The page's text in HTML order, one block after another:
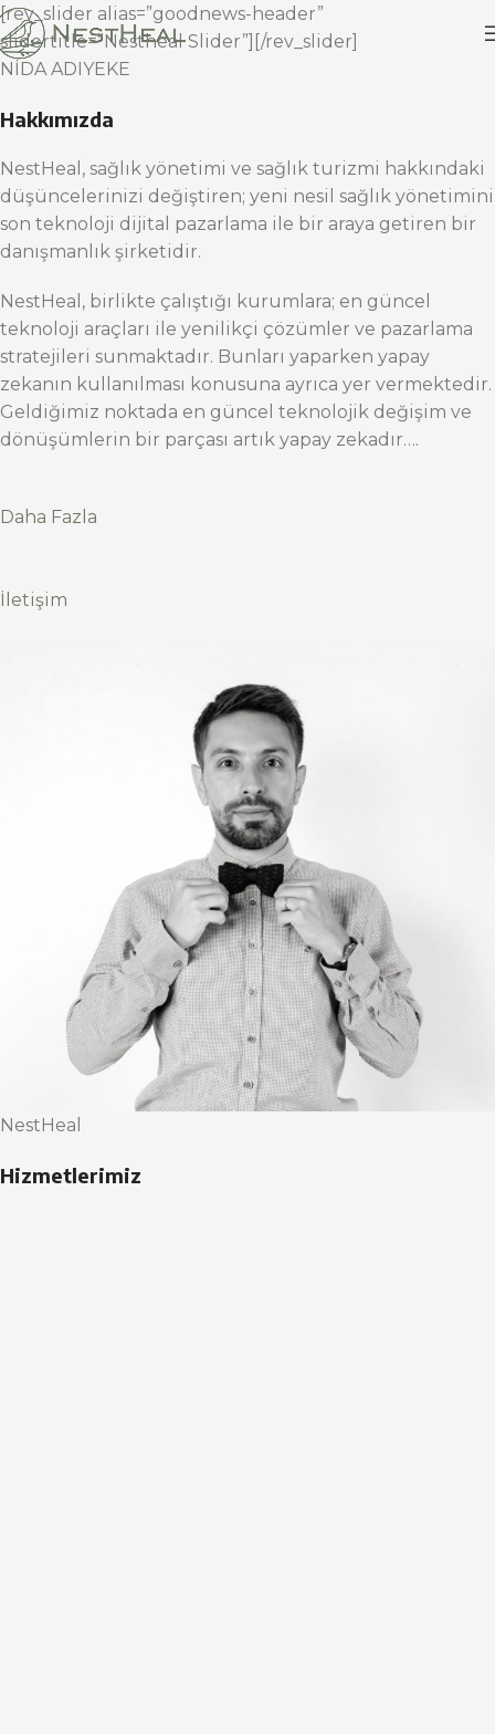
[rev_slider alias=”goodnews-header”
slidertitle=”Nestheal Slider”][/rev_slider]
NİDA ADIYEKE
Hakkımızda
NestHeal, sağlık yönetimi ve sağlık turizmi hakkındaki
düşüncelerinizi değiştiren; yeni nesil sağlık yönetimini
son teknoloji dijital pazarlama ile bir araya getiren bir
danışmanlık şirketidir.
NestHeal, birlikte çalıştığı kurumlara; en güncel
teknoloji araçları ile yenilikçi çözümler ve pazarlama
stratejileri sunmaktadır. Bunları yaparken yapay
zekanın kullanılması konusuna ayrıca yer vermektedir.
Geldiğimiz noktada en güncel teknolojik değişim ve
dönüşümlerin bir parçası artık yapay zekadır….
Daha Fazla
İletişim
NestHeal
Hizmetlerimiz